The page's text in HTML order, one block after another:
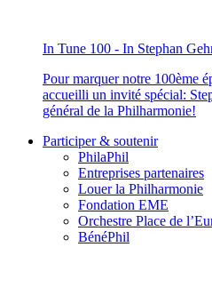
In Tune 100 - In Stephan
Pour marquer notre 100ème
accueilli un invité spécial:
général de la Philharmonie!
Participer & soutenir
PhilaPhil
Entreprises partenaires
Louer la Philharmonie
Fondation EME
Orchestre Place de
BénéPhil